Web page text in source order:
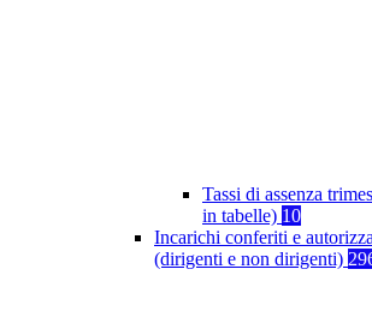
Tassi di assenza
in tabelle) 10
Incarichi conferiti e
(dirigenti e non dirigenti)